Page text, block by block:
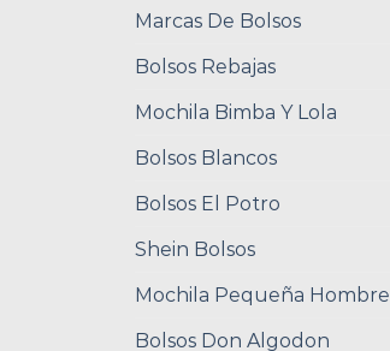
Marcas De Bolsos
Bolsos Rebajas
Mochila Bimba Y Lola
Bolsos Blancos
Bolsos El Potro
Shein Bolsos
Mochila Pequeña Hombre
Bolsos Don Algodon